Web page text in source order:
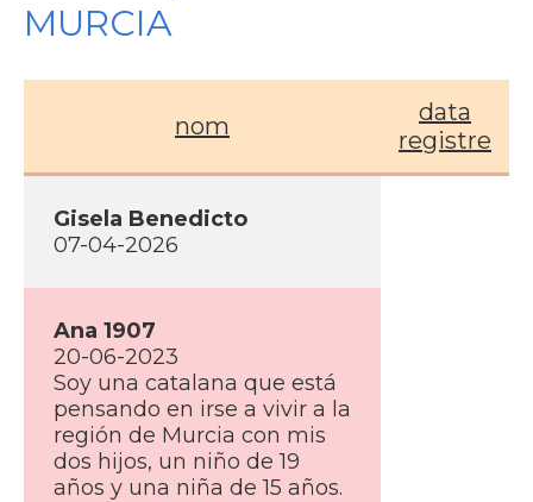
MURCIA
nom
data
registre
Gisela Benedicto
07-04-2026
Ana 1907
20-06-2023
Soy una catalana que está
pensando en irse a vivir a la
región de Murcia con mis
dos hijos, un niño de 19
años y una niña de 15 años.